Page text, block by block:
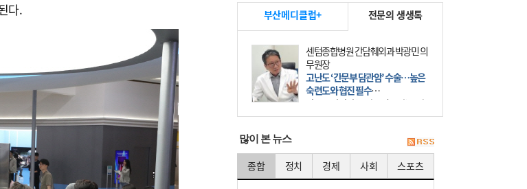
다.
부산메디클럽+ 전문의 생생톡
센텀종합병원 간담췌외과 박광민 의
무원장
고난도 ‘간문부 담관암’ 수술…높은
숙련도와 협진 필수
간문부 담관암(클라츠킨 종양)은 좌
우 간에서 나오는, 담관(담즙 배출 경
部)’에 생기는 악성 종양이다. 간동맥
문맥 림프절 담
많이 본 뉴스
종합 정치 경제 사회 스포츠